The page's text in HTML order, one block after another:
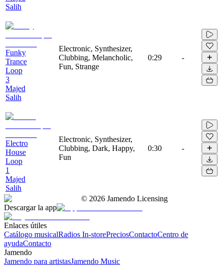
Salih
Funky
Trance
Loop
3
Majed
Salih
Electronic, Synthesizer,
Clubbing, Melancholic,
Fun, Strange
0:29 -
Electro
House
Loop
1
Majed
Salih
Electronic, Synthesizer,
Clubbing, Dark, Happy,
Fun
0:30 -
© 2026 Jamendo Licensing
Descargar la app
Enlaces útiles
Catálogo musicalRadios In-storePreciosContactoCentro de
ayudaContacto
Jamendo
Jamendo para artistasJamendo Music